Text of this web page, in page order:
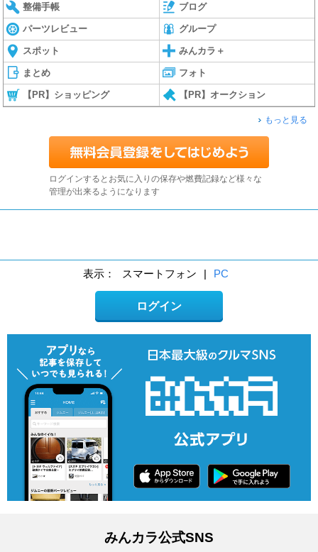
整備手帳 ブログ
パーツレビュー グループ
スポット みんカラ＋
まとめ フォト
【PR】ショッピング 【PR】オークション
もっと見る
ログインするとお気に入りの保存や燃費記録など様々な
管理が出来るようになります
表示： スマートフォン | PC
ログイン
みんカラ公式SNS